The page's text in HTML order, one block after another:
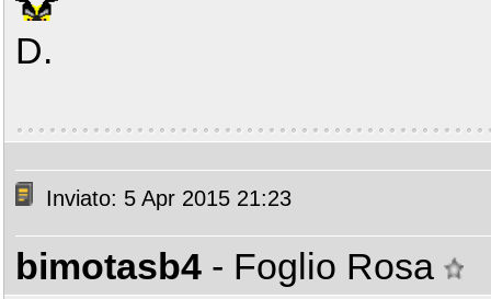
D.
Inviato: 5 Apr 2015 21:23
bimotasb4 - Foglio Rosa